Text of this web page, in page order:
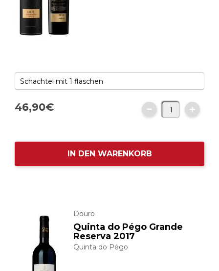
46,90€
IN DEN WARENKORB
Douro
Quinta do Pégo Grande
Reserva 2017
Quinta do Pégo